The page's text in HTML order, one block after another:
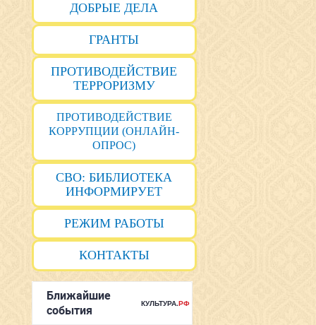
ДОБРЫЕ ДЕЛА
ГРАНТЫ
ПРОТИВОДЕЙСТВИЕ
ТЕРРОРИЗМУ
ПРОТИВОДЕЙСТВИЕ
КОРРУПЦИИ (ОНЛАЙН-
ОПРОС)
СВО: БИБЛИОТЕКА
ИНФОРМИРУЕТ
РЕЖИМ РАБОТЫ
КОНТАКТЫ